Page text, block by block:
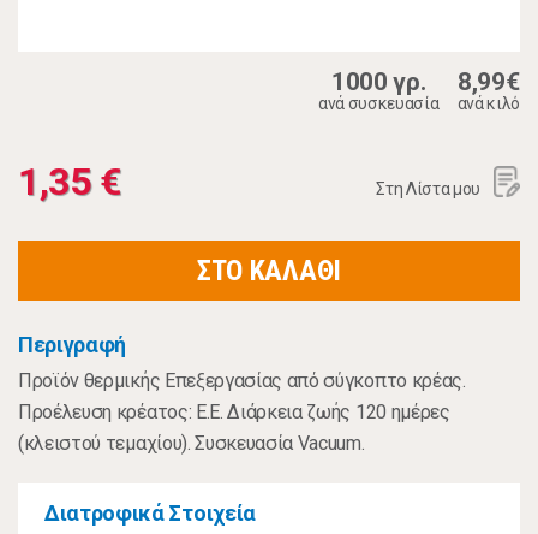
1000 γρ.
ανά συσκευασία
8,99€
ανά κιλό
1,35 € Στη Λίστα μου
ΣΤΟ ΚΑΛΑΘΙ
Περιγραφή
Προϊόν θερμικής Επεξεργασίας από σύγκοπτο κρέας.
Προέλευση κρέατος: Ε.Ε. Διάρκεια ζωής 120 ημέρες
(κλειστού τεμαχίου). Συσκευασία Vacuum.
Διατροφικά Στοιχεία